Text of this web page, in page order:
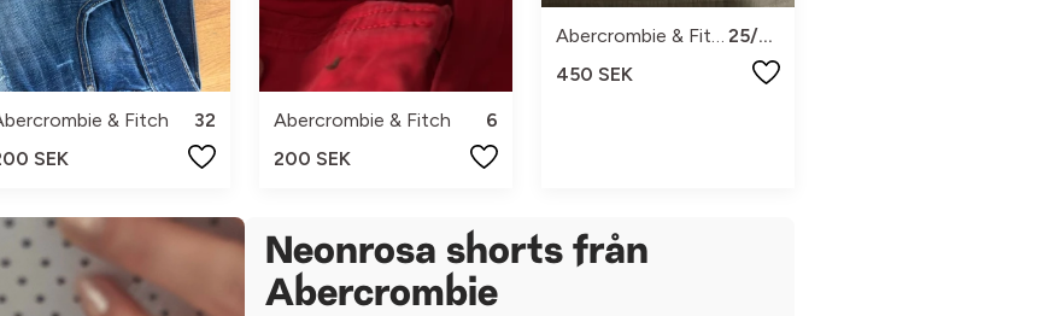
& Fitch
32
SEK
Abercrombie & Fitch
6
200 SEK
Abercrombie & Fitch
25/26
450 SEK
Neonrosa shorts från
Abercrombie